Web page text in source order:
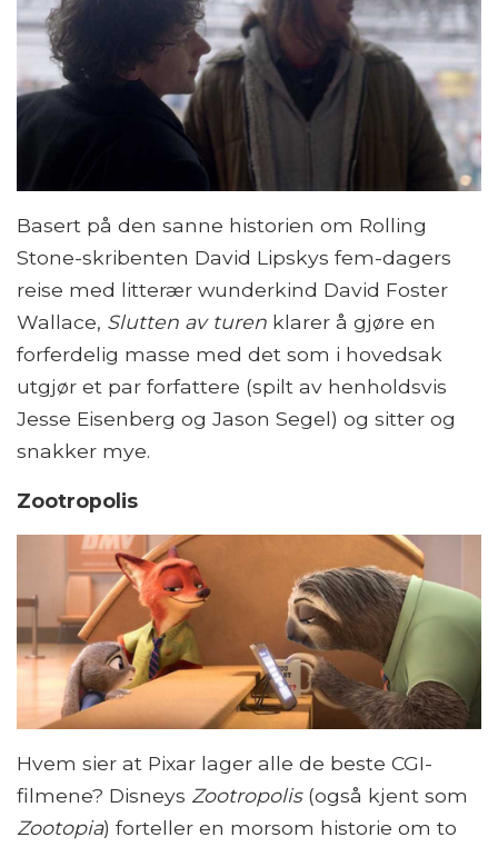
Basert på den sanne historien om Rolling
Stone-skribenten David Lipskys fem-dagers
reise med litterær wunderkind David Foster
Wallace, Slutten av turen klarer å gjøre en
forferdelig masse med det som i hovedsak
utgjør et par forfattere (spilt av henholdsvis
Jesse Eisenberg og Jason Segel) og sitter og
snakker mye.
Zootropolis
Hvem sier at Pixar lager alle de beste CGI-
filmene? Disneys Zootropolis(også kjent som
Zootopia) forteller en morsom historie om to